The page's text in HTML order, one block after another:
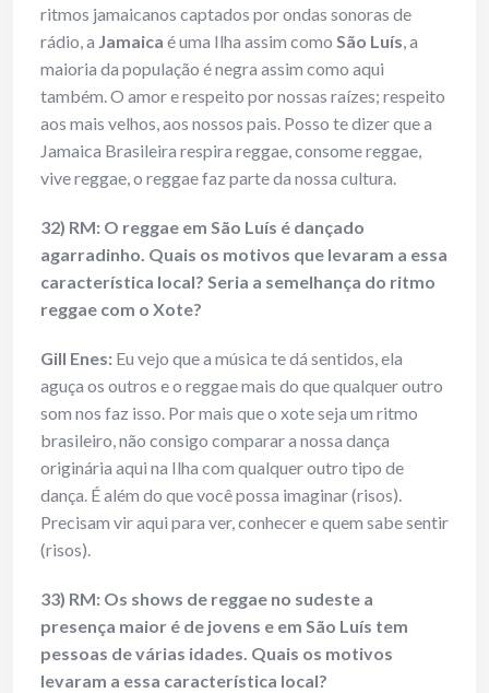
ritmos jamaicanos captados por ondas sonoras de
rádio, a Jamaica é uma Ilha assim como São Luís, a
maioria da população é negra assim como aqui
também. O amor e respeito por nossas raízes; respeito
aos mais velhos, aos nossos pais. Posso te dizer que a
Jamaica Brasileira respira reggae, consome reggae,
vive reggae, o reggae faz parte da nossa cultura.
32) RM: O reggae em São Luís é dançado
agarradinho. Quais os motivos que levaram a essa
característica local? Seria a semelhança do ritmo
reggae com o Xote?
Gill Enes: Eu vejo que a música te dá sentidos, ela
aguça os outros e o reggae mais do que qualquer outro
som nos faz isso. Por mais que o xote seja um ritmo
brasileiro, não consigo comparar a nossa dança
originária aqui na Ilha com qualquer outro tipo de
dança. É além do que você possa imaginar (risos).
Precisam vir aqui para ver, conhecer e quem sabe sentir
(risos).
33) RM: Os shows de reggae no sudeste a
presença maior é de jovens e em São Luís tem
pessoas de várias idades. Quais os motivos
levaram a essa característica local?